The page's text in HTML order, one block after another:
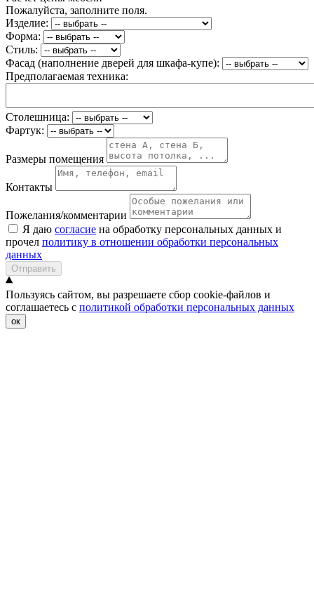
Пожалуйста, заполните поля.
Изделие:
Форма:
Стиль:
Фасад (наполнение дверей для шкафа-купе):
Предполагаемая техника:
Столешница:
Фартук:
Размеры помещения
Контакты
Пожелания/комментарии
Я даю согласие на обработку персональных данных и
прочел политику в отношении обработки персональных
данных
Отправить
Пользуясь сайтом, вы разрешаете сбор cookie-файлов и
соглашаетесь с политикой обработки персональных данных
ок